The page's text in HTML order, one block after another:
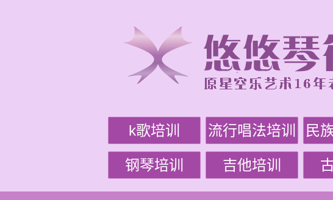
k歌培训 流行唱法培训 民
钢琴培训 吉他培训